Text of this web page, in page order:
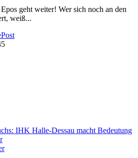
geht weiter! Wer sich noch an den
weiß...